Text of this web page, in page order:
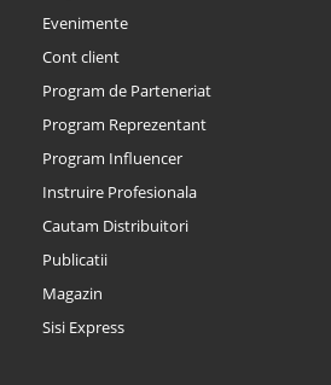
Evenimente
Cont client
Program de Parteneriat
Program Reprezentant
Program Influencer
Instruire Profesionala
Cautam Distribuitori
Publicatii
Magazin
Sisi Express